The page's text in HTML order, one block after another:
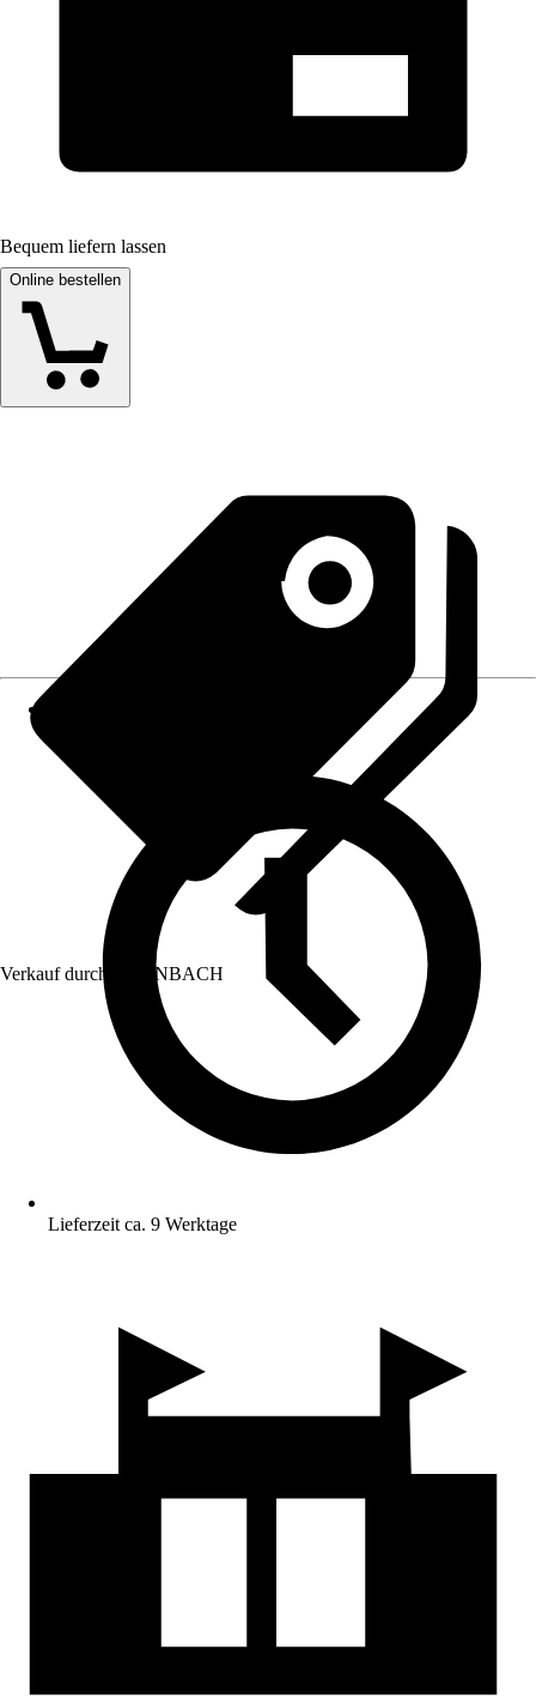
Bequem liefern lassen
Online bestellen
Verkauf durch: HORNBACH
Lieferzeit ca. 9 Werktage